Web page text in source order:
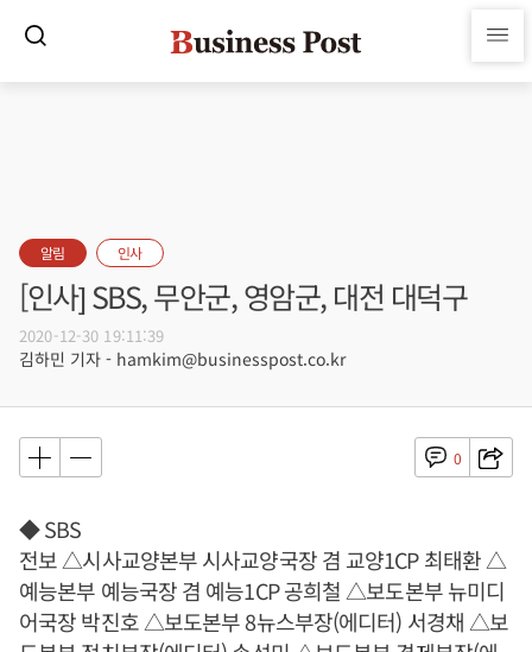
알림 인사
[인사] SBS, 무안군, 영암군, 대전 대덕구
2020-12-30 19:11:39
김하민 기자 - hamkim@businesspost.co.kr
0
◆ SBS
전보 △시사교양본부 시사교양국장 겸 교양1CP 최태환 △
예능본부 예능국장 겸 예능1CP 공희철 △보도본부 뉴미디
어국장 박진호 △보도본부 8뉴스부장(에디터) 서경채 △보